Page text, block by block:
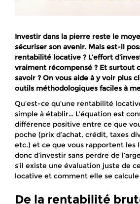
Investir dans la pierre reste le
sécuriser son avenir. Mais est-il
rentabilité locative ? L’effort
vraiment récompensé ? Et surtout
savoir ? On vous aide à y voir plus
outils méthodologiques faciles à
Qu’est-ce qu’une rentabilité
simple à établir… L’équation est
différence positive entre ce que
poche (prix d’achat, crédit, taxes
etc.) et ce que vous rapportent les
donc d’investir sans perdre de
s’il existe une évaluation juste de
locative et comment elle se calcule
De la rentabilité